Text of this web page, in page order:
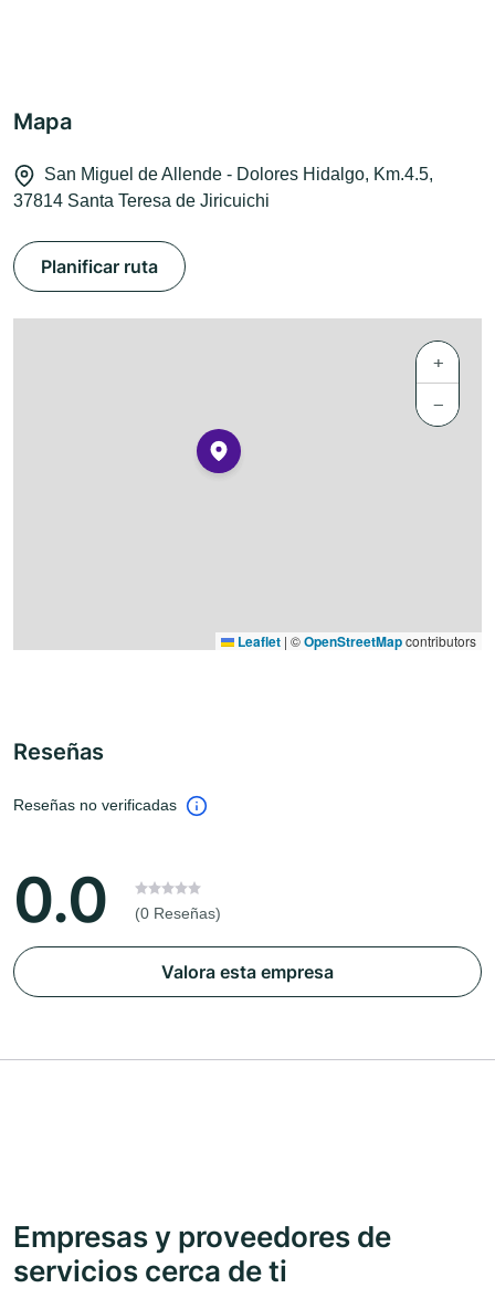
Mapa
San Miguel de Allende - Dolores Hidalgo, Km.4.5,
37814 Santa Teresa de Jiricuichi
Planificar ruta
+
−
Leaflet | ©OpenStreetMapcontributors
Reseñas
Reseñas no verificadas
0.0 (0 Reseñas)
Valora esta empresa
Empresas y proveedores de
servicios cerca de ti